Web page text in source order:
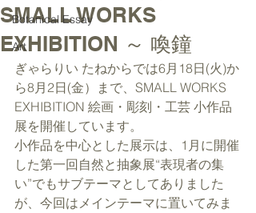
Botanical Essay
Art
SMALL WORKS
EXHIBITION ～ 喚鐘
ぎゃらりい たねからでは6月18日(火)か
ら8月2日(金）まで、SMALL WORKS
EXHIBITION 絵画・彫刻・工芸 小作品
展を開催しています。
小作品を中心とした展示は、1月に開催
した第一回自然と抽象展“表現者の集
い”でもサブテーマとしてありました
が、今回はメインテーマに置いてみま